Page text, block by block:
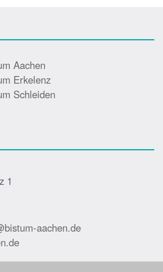
Aachen
Erkelenz
Schleiden
1
aachen.de